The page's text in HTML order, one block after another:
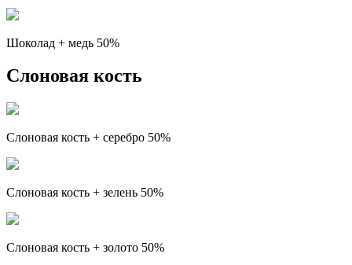
Шоколад + медь 50%
Слоновая кость
Слоновая кость + серебро 50%
Слоновая кость + зелень 50%
Слоновая кость + золото 50%